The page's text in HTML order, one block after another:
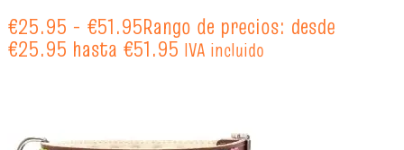
€25.95 - €51.95Rango de precios: desde
€25.95 hasta €51.95 IVA incluido